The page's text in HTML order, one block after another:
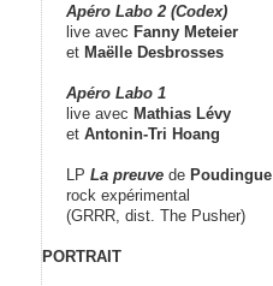
Apéro Labo 2 (Codex)
live avec Fanny Meteier
et Maëlle Desbrosses
Apéro Labo 1
live avec Mathias Lévy
et Antonin-Tri Hoang
LP La preuve de Poudingue
rock expérimental
(GRRR, dist. The Pusher)
PORTRAIT